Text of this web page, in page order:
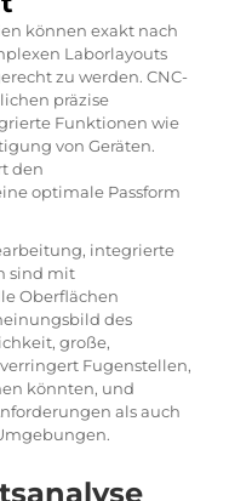
können exakt nach
Laborlayouts
zu werden. CNC-
präzise
Funktionen wie
von Geräten.
den
optimale Passform
integrierte
sind mit
Oberflächen
des
große,
Fugenstellen,
könnten, und
als auch